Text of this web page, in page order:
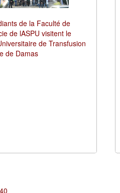
de la Faculté de
de lASPU visitent le
de Transfusion
de Damas